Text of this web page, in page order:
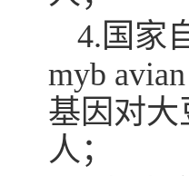
4.国家
myb
基因对大
人；